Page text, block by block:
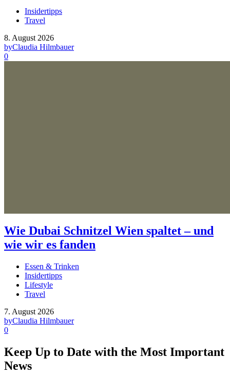
Insidertipps
Travel
8. August 2026
byClaudia Hilmbauer
0
Wie Dubai Schnitzel Wien spaltet – und
wie wir es fanden
Essen & Trinken
Insidertipps
Lifestyle
Travel
7. August 2026
byClaudia Hilmbauer
0
Keep Up to Date with the Most Important
News